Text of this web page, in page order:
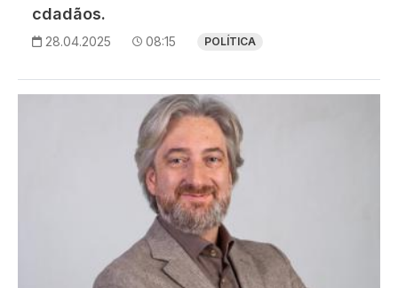
cdadãos.
28.04.2025 08:15 POLÍTICA